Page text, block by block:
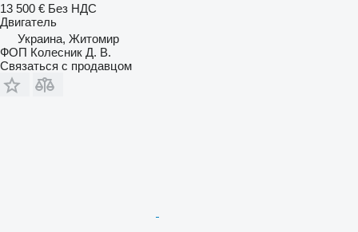
13 500 € Без НДС
Двигатель
Украина, Житомир
ФОП Колесник Д. В.
Связаться с продавцом